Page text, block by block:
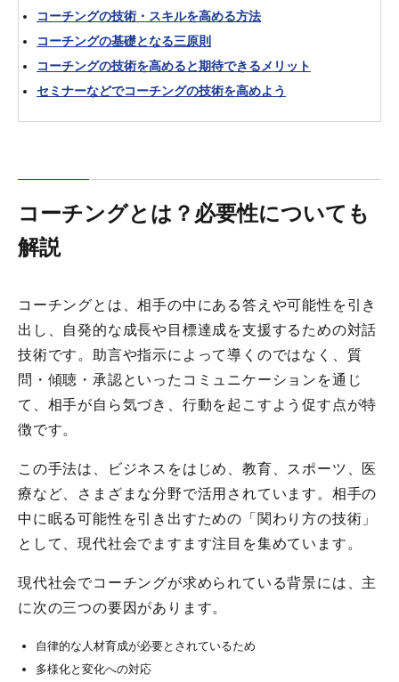
コーチングの技術・スキルを高める方法
コーチングの基礎となる三原則
コーチングの技術を高めると期待できるメリット
セミナーなどでコーチングの技術を高めよう
コーチングとは？必要性についても
解説
コーチングとは、相手の中にある答えや可能性を引き
出し、自発的な成長や目標達成を支援するための対話
技術です。助言や指示によって導くのではなく、質
問・傾聴・承認といったコミュニケーションを通じ
て、相手が自ら気づき、行動を起こすよう促す点が特
徴です。
この手法は、ビジネスをはじめ、教育、スポーツ、医
療など、さまざまな分野で活用されています。相手の
中に眠る可能性を引き出すための「関わり方の技術」
として、現代社会でますます注目を集めています。
現代社会でコーチングが求められている背景には、主
に次の三つの要因があります。
自律的な人材育成が必要とされているため
多様化と変化への対応